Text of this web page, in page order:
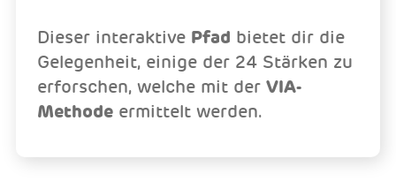
Dieser interaktive Pfad bietet dir die
Gelegenheit, einige der 24 Stärken zu
erforschen, welche mit derVIA-
Methode ermittelt werden.